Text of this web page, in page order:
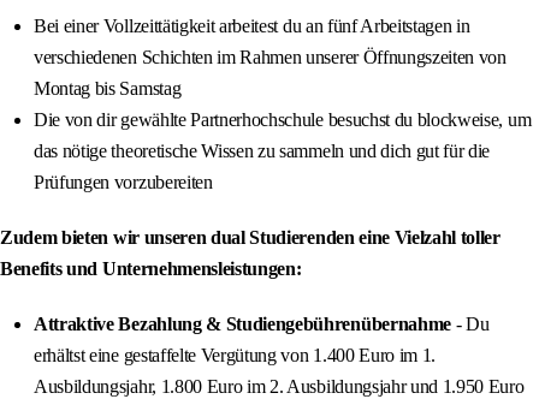
Bei einer Vollzeittätigkeit arbeitest du an fünf Arbeitstagen in
verschiedenen Schichten im Rahmen unserer Öffnungszeiten von
Montag bis Samstag
Die von dir gewählte Partnerhochschule besuchst du blockweise, um
das nötige theoretische Wissen zu sammeln und dich gut für die
Prüfungen vorzubereiten
Zudem bieten wir unseren dual Studierenden eine Vielzahl toller
Benefits und Unternehmensleistungen:
Attraktive Bezahlung & Studiengebührenübernahme - Du
erhältst eine gestaffelte Vergütung von 1.400 Euro im 1.
Ausbildungsjahr, 1.800 Euro im 2. Ausbildungsjahr und 1.950 Euro